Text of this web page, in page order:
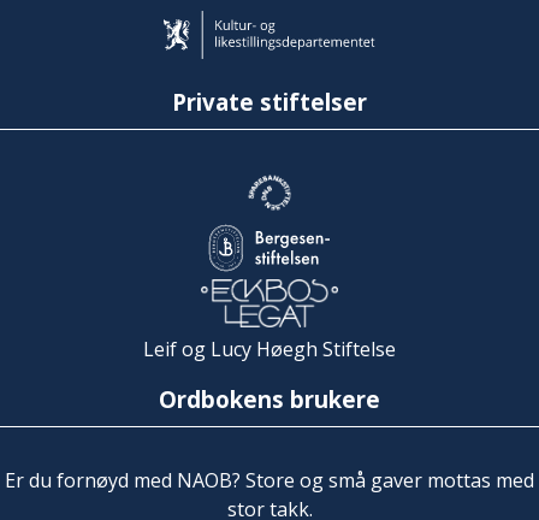
Private stiftelser
Leif og Lucy Høegh Stiftelse
Ordbokens brukere
Er du fornøyd med NAOB? Store og små gaver mottas med
stor takk.